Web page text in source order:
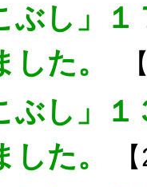
ぶし」１
した。
ぶし」１
た。